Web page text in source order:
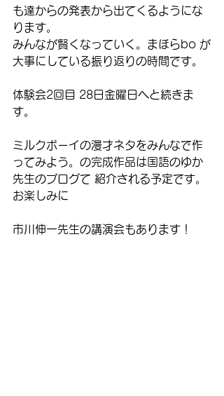
も達からの発表から出てくるようにな
ります。
みんなが賢くなっていく。まほらbo が
大事にしている振り返りの時間です。
体験会2回目 28日金曜日へと続きま
す。
ミルクボーイの漫才ネタをみんなで作
ってみよう。の完成作品は国語のゆか
先生のブログて 紹介される予定です。
お楽しみに
市川伸一先生の講演会もあります！